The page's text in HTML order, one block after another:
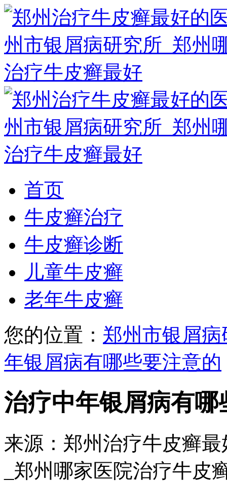
首页
牛皮癣治疗
牛皮癣诊断
儿童牛皮癣
老年牛皮癣
您的位置： 郑州市银屑病
年银屑病有哪些要注意的
治疗中年银屑病有哪
来源：郑州治疗牛皮癣
_郑州哪家医院治疗牛皮